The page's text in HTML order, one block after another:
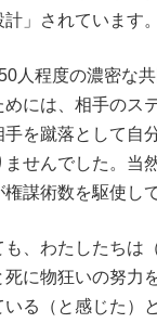
」されています。
人程度の濃密な
には、相手のス
を蹴落として自
せんでした。当
謀術数を駆使し
、わたしたちは
に物狂いの努力
る（と感じた）